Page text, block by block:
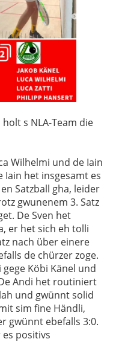
s NLA-Team die
Wilhelmi und de Iain
Iain het insgesamt es
Satzball gha, leider
gwunenem 3. Satz
De Sven het
er het sich eh tolli
nach über einere
de chürzer zoge.
Köbi Känel und
Andi het routiniert
und gwünnt solid
sim fine Händli,
gwünnt ebefalls 3:0.
positivs